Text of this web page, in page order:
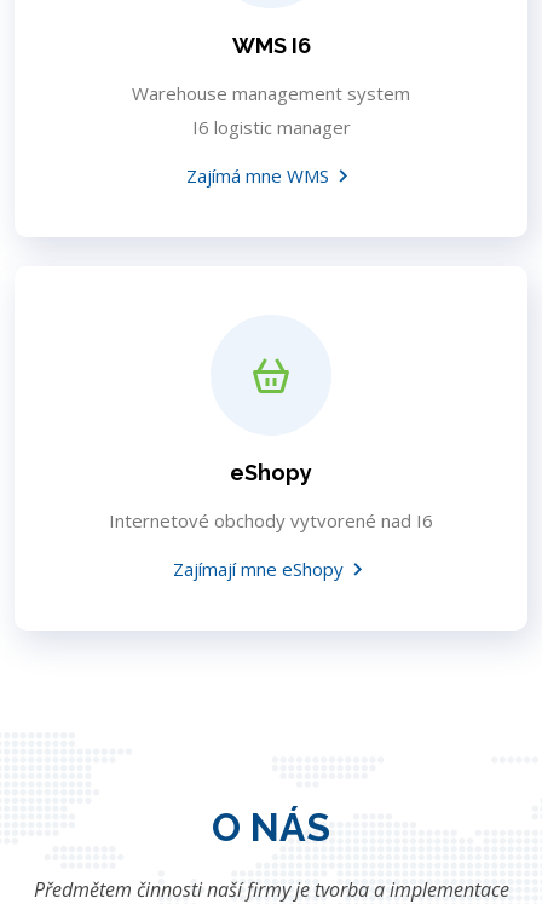
WMS I6
Warehouse management system
I6 logistic manager
Zajímá mne WMS
eShopy
Internetové obchody vytvorené nad I6
Zajímají mne eShopy
O NÁS
Předmětem činnosti naší firmy je tvorba a implementace